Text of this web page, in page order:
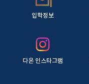
입학정보
다온 인스타그램